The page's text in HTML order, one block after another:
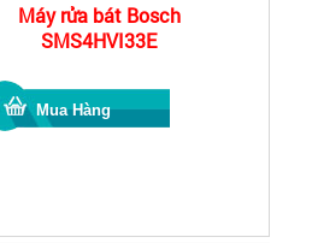
Máy rửa bát Bosch
SMS4HVI33E